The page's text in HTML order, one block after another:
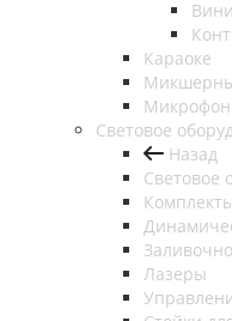
Караоке
Световое
Назад
Световое
Лазеры